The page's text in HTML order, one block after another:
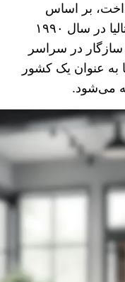
بر اساس
فرآیند بولونیا، سیستم آموزشی ایتالیا در سال ۱۹۹۰
در سراسر
به عنوان یک کشور
می‌شود.